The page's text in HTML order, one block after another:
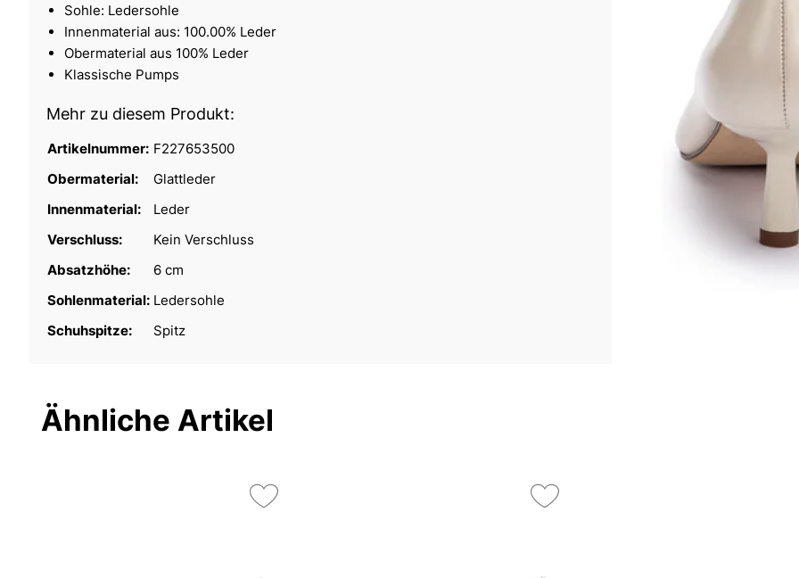
Sohle: Ledersohle
Innenmaterial aus: 100.00% Leder
Obermaterial aus 100% Leder
Klassische Pumps
Mehr zu diesem Produkt:
Artikelnummer: F227653500
Obermaterial:
Glattleder
Innenmaterial:
Leder
Verschluss:
Kein Verschluss
Absatzhöhe:
6 cm
Sohlenmaterial: Ledersohle
Schuhspitze:
Spitz
Ähnliche Artikel